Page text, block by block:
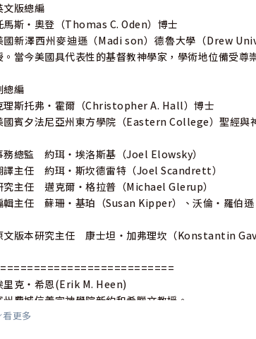
文版總編
馬斯‧奧登（Thomas C. Oden）博士
國新澤西州麥迪遜（Madi son）德魯大學（Drew
。當今美國具代表性的基督教神學家，學術地位備受尊
總編
理斯托弗‧霍爾（Christopher A. Hall）博士
國賓夕法尼亞州東方學院（Eastern College）聖經與
務總監 約珥‧埃洛斯基（Joel Elowsky）
譯主任 約珥‧斯坎德雷特（Joel Scandrett）
究主任 邁克爾‧格拉普（Michael Glerup）
輯主任 蘇珊‧基珀（Susan Kipper）、沃倫‧羅伯遜
文版本研究主任 康士坦‧加弗理坎（Konstantin
里克‧希恩(Erik M. Heen)
州費城信義宗神學院新約和希臘文教授。
看更多